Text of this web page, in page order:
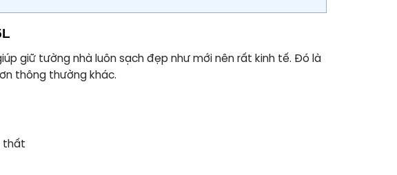
giữ tường nhà luôn sạch đẹp như mới nên rất kinh tế. Đó là
thông thường khác.
thất